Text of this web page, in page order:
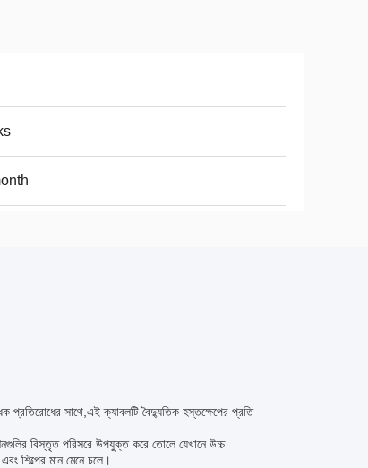
সাথে,এই ক্যাবলটি বৈদ্যুতিক হস্তক্ষেপের প্রতি
বিস্তৃত পরিসরে উপযুক্ত করে তোলে যেখানে উচ্চ
শিল্পের মান মেনে চলে।